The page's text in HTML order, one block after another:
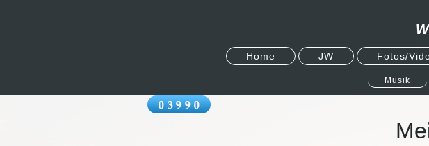
Home JW Fotos/
Musik